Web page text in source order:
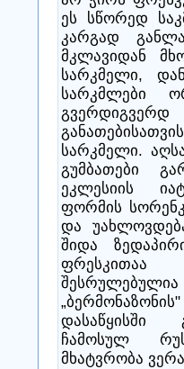
ეს სწორედ
კარგად
მკლავიდან
სარკმელი,
სარკმლები
სარკმელი.
გუმბათები
ეკლესიის
ფორმის
და
შიდა
დასაწყისში
ჩამოსულ
მხატვრობა